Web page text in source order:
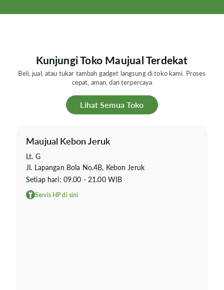
Kunjungi Toko Maujual Terdekat
Beli, jual, atau tukar tambah gadget langsung di toko kami. Proses
cepat, aman, dan terpercaya
Lihat Semua Toko
Maujual Kebon Jeruk
Lt. G
Jl. Lapangan Bola No.4B, Kebon Jeruk
Setiap hari: 09.00 - 21.00 WIB
Servis HP di sini